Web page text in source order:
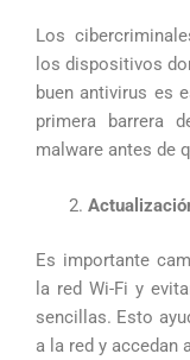
Los
los dispositivos
buen antivirus es
primera barrera
malware antes de
Es importante
la red Wi-Fi y
sencillas. Esto
a la red y accedan